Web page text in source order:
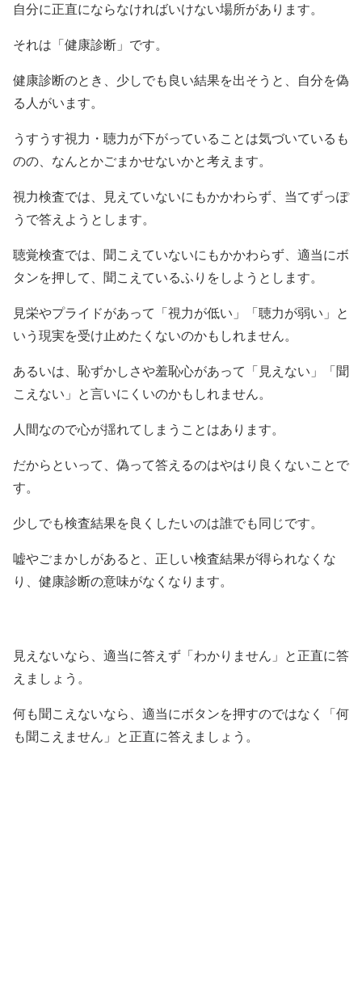
自分に正直にならなければいけない場所があります。
それは「健康診断」です。
健康診断のとき、少しでも良い結果を出そうと、自分を偽
る人がいます。
うすうす視力・聴力が下がっていることは気づいているも
のの、なんとかごまかせないかと考えます。
視力検査では、見えていないにもかかわらず、当てずっぽ
うで答えようとします。
聴覚検査では、聞こえていないにもかかわらず、適当にボ
タンを押して、聞こえているふりをしようとします。
見栄やプライドがあって「視力が低い」「聴力が弱い」と
いう現実を受け止めたくないのかもしれません。
あるいは、恥ずかしさや羞恥心があって「見えない」「聞
こえない」と言いにくいのかもしれません。
人間なので心が揺れてしまうことはあります。
だからといって、偽って答えるのはやはり良くないことで
す。
少しでも検査結果を良くしたいのは誰でも同じです。
嘘やごまかしがあると、正しい検査結果が得られなくな
り、健康診断の意味がなくなります。
見えないなら、適当に答えず「わかりません」と正直に答
えましょう。
何も聞こえないなら、適当にボタンを押すのではなく「何
も聞こえません」と正直に答えましょう。